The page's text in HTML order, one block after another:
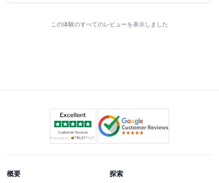
この体験のすべてのレビューを表示しました
概要 探索